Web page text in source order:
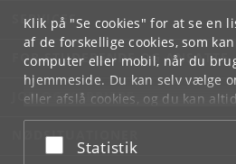
Klik på "Se cookies" for at se en
af de forskellige cookies, som
computer eller mobil, når du
hjemmeside. Du kan selv vælge
eller afslå cookies, og du kan
underCookie- og privatlivspolitik
bunden af hver side.
Acceptér eller afslå
Statistik
SERVICES
FOR STUDERENDE OG ANSATTE
JOB OG KARRIERE
NØDSITUATIONER